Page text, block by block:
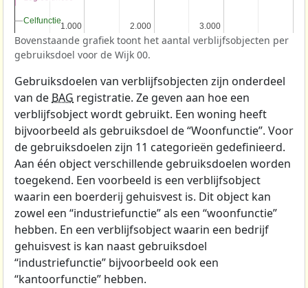
1.000
1.000 2.000
2.000 3.000
3.000
Celfunctie
Celfunctie
Bovenstaande grafiek toont het aantal verblijfsobjecten per
gebruiksdoel voor de Wijk 00.
Gebruiksdoelen van verblijfsobjecten zijn onderdeel
van de BAG registratie. Ze geven aan hoe een
verblijfsobject wordt gebruikt. Een woning heeft
bijvoorbeeld als gebruiksdoel de “Woonfunctie”. Voor
de gebruiksdoelen zijn 11 categorieën gedefinieerd.
Aan één object verschillende gebruiksdoelen worden
toegekend. Een voorbeeld is een verblijfsobject
waarin een boerderij gehuisvest is. Dit object kan
zowel een “industriefunctie” als een “woonfunctie”
hebben. En een verblijfsobject waarin een bedrijf
gehuisvest is kan naast gebruiksdoel
“industriefunctie” bijvoorbeeld ook een
“kantoorfunctie” hebben.